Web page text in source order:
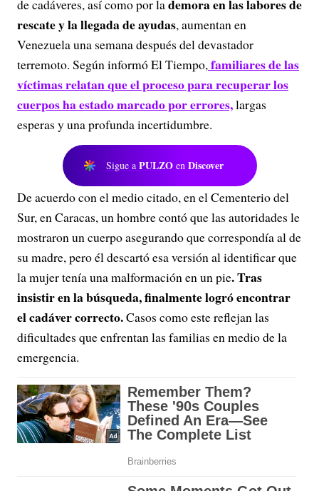
de cadáveres, así como por lademora en las labores de
rescate y la llegada de ayudas, aumentan en
Venezuela una semana después del devastador
terremoto. Según informó El Tiempo,familiares de las
víctimas relatan que el proceso para recuperar los
cuerpos ha estado marcado por errores,largas
esperas y una profunda incertidumbre.
Sigue a PULZO en Discover
De acuerdo con el medio citado, en el Cementerio del
Sur, en Caracas, un hombre contó que las autoridades le
mostraron un cuerpo asegurando que correspondía al de
su madre, pero él descartó esa versión al identificar que
la mujer tenía una malformación en un pie. Tras
insistir en la búsqueda, finalmente logró encontrar
el cadáver correcto.Casos como este reflejan las
dificultades que enfrentan las familias en medio de la
emergencia.